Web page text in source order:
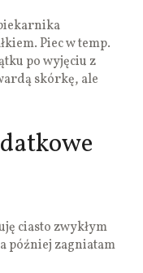
Piec w temp.
po wyjęciu z
skórkę, ale
ciasto zwykłym
później zagniatam